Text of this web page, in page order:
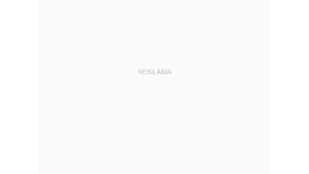
REKLAMA